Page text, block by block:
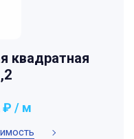
квадратная
₽ / м